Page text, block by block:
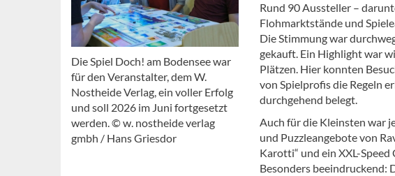
Die Spiel Doch! am Bodensee war
für den Veranstalter, dem W.
Nostheide Verlag, ein voller Erfolg
und soll 2026 im Juni fortgesetzt
werden. © w. nostheide verlag
gmbh / Hans Griesdor
Rund 90 Aussteller –
Flohmarktstände und
Die Stimmung war
gekauft. Ein Highlight war
Plätzen. Hier konnten
von Spielprofis die Regeln
durchgehend belegt.
Auch für die Kleinsten war
und Puzzleangebote von
Karotti“ und ein XXL-
Besonders beeindruckend: